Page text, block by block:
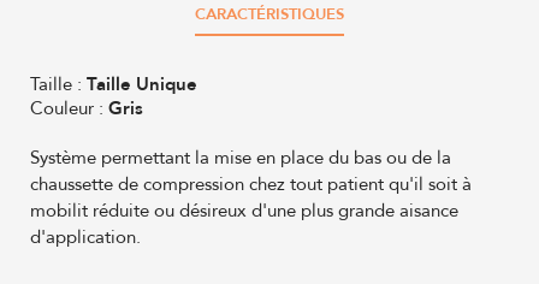
CARACTÉRISTIQUES
Taille : Taille Unique
Couleur : Gris
Système permettant la mise en place du bas ou de la
chaussette de compression chez tout patient qu'il soit à
mobilit réduite ou désireux d'une plus grande aisance
d'application.